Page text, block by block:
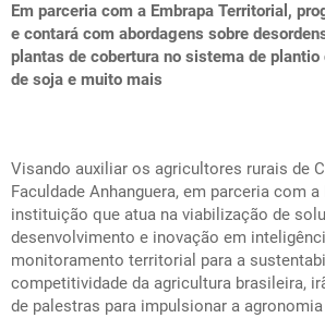
Em parceria com a Embrapa Territorial,
e contará com abordagens sobre
plantas de cobertura no sistema de
de soja e muito mais
Visando auxiliar os agricultores rurais de
Faculdade Anhanguera, em parceria com
instituição que atua na viabilização de
desenvolvimento e inovação em
monitoramento territorial para a
competitividade da agricultura brasileira,
de palestras para impulsionar a